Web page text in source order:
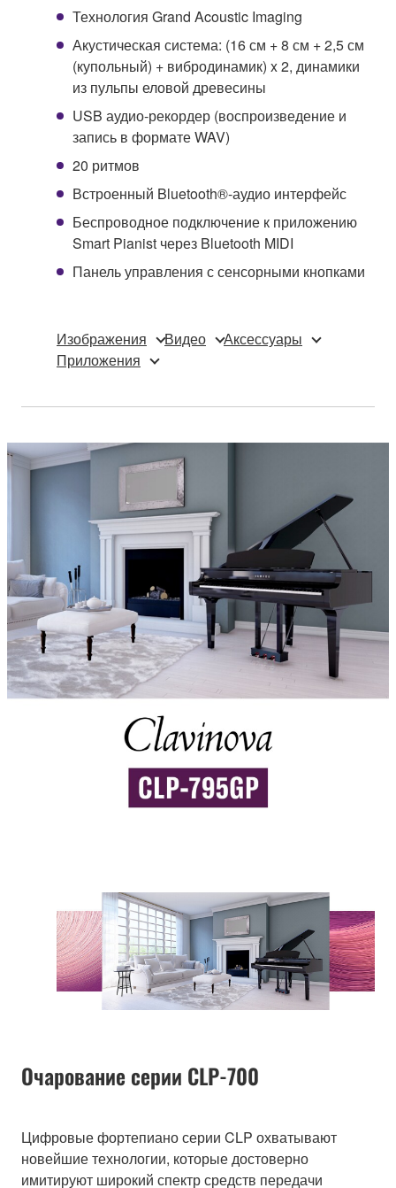
Технология Grand Acoustic Imaging
Акустическая система: (16 см + 8 см + 2,5 см
(купольный) + вибродинамик) x 2, динамики
из пульпы еловой древесины
USB аудио-рекордер (воспроизведение и
запись в формате WAV)
20 ритмов
Встроенный Bluetooth®-аудио интерфейс
Беспроводное подключение к приложению
Smart Pianist через Bluetooth MIDI
Панель управления с сенсорными кнопками
Изображения Видео
Аксессуары
Приложения
Очарование серии CLP-700
Цифровые фортепиано серии CLP охватывают
новейшие технологии, которые достоверно
имитируют широкий спектр средств передачи